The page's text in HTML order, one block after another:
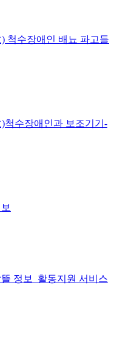
척수장애인 배뇨 파고들
척수장애인과 보조기기-
정보_활동지원 서비스